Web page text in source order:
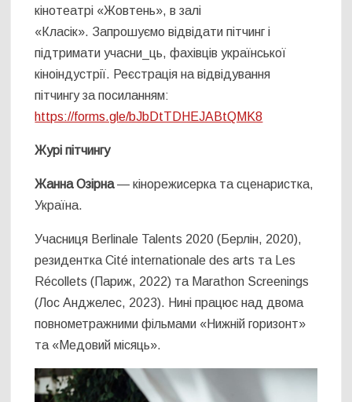
кінотеатрі «Жовтень», в залі
«Класік». Запрошуємо відвідати пітчинг і
підтримати учасни_ць, фахівців української
кіноіндустрії. Реєстрація на відвідування
пітчингу за посиланням:
https://forms.gle/bJbDtTDHEJABtQMK8
Журі пітчингу
Жанна Озірна— кінорежисерка та сценаристка,
Україна.
Учасниця Berlinale Talents 2020 (Берлін, 2020),
резидентка Cité internationale des arts та Les
Récollets (Париж, 2022) та Marathon Screenings
(Лос Анджелес, 2023). Нині працює над двома
повнометражними фільмами «Нижній горизонт»
та «Медовий місяць».